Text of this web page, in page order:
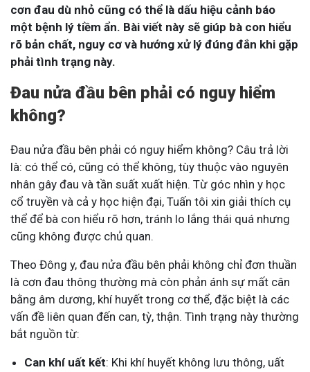
cơn đau dù nhỏ cũng có thể là dấu hiệu cảnh báo
một bệnh lý tiềm ẩn. Bài viết này sẽ giúp bà con hiểu
rõ bản chất, nguy cơ và hướng xử lý đúng đắn khi gặp
phải tình trạng này.
Đau nửa đầu bên phải có nguy hiểm
không?
Đau nửa đầu bên phải có nguy hiểm không? Câu trả lời
là: có thể có, cũng có thể không, tùy thuộc vào nguyên
nhân gây đau và tần suất xuất hiện. Từ góc nhìn y học
cổ truyền và cả y học hiện đại, Tuấn tôi xin giải thích cụ
thể để bà con hiểu rõ hơn, tránh lo lắng thái quá nhưng
cũng không được chủ quan.
Theo Đông y, đau nửa đầu bên phải không chỉ đơn thuần
là cơn đau thông thường mà còn phản ánh sự mất cân
bằng âm dương, khí huyết trong cơ thể, đặc biệt là các
vấn đề liên quan đến can, tỳ, thận. Tình trạng này thường
bắt nguồn từ:
Can khí uất kết: Khi khí huyết không lưu thông, uất